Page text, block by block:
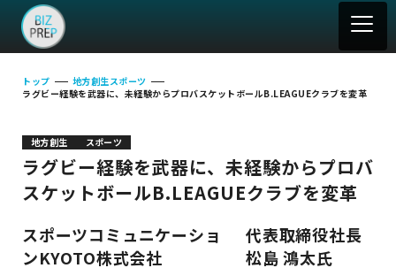
トップ 地方創生スポーツ
ラグビー経験を武器に、未経験からプロバスケットボールB.LEAGUEクラブを変革
地方創生 スポーツ
ラグビー経験を武器に、未経験からプロバ
スケットボールB.LEAGUEクラブを変革
スポーツコミュニケーショ
ンKYOTO株式会社
代表取締役社長
松島 鴻太氏